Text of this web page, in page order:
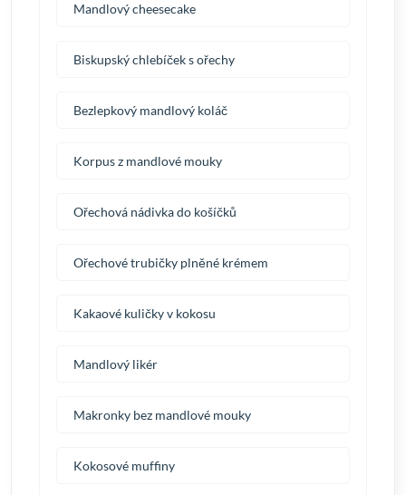
Mandlový cheesecake
Biskupský chlebíček s ořechy
Bezlepkový mandlový koláč
Korpus z mandlové mouky
Ořechová nádivka do košíčků
Ořechové trubičky plněné krémem
Kakaové kuličky v kokosu
Mandlový likér
Makronky bez mandlové mouky
Kokosové muffiny